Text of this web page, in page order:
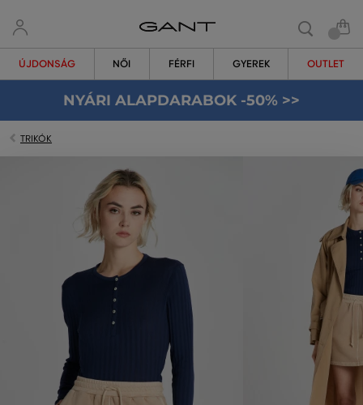
ÚJDONSÁG NŐI FÉRFI GYEREK OUTLET
NYÁRI ALAPDARABOK -50% >>
TRIKÓK